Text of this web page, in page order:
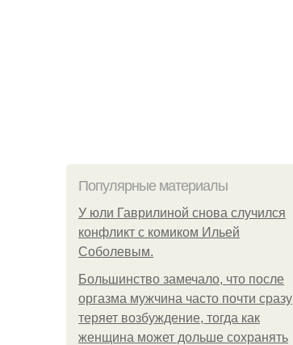
Популярные материалы
У юли Гаврилиной снова случился
конфликт с комиком Ильей
Соболевым.
Большинство замечало, что после
оргазма мужчина часто почти сразу
теряет возбуждение, тогда как
женщина может дольше сохранять